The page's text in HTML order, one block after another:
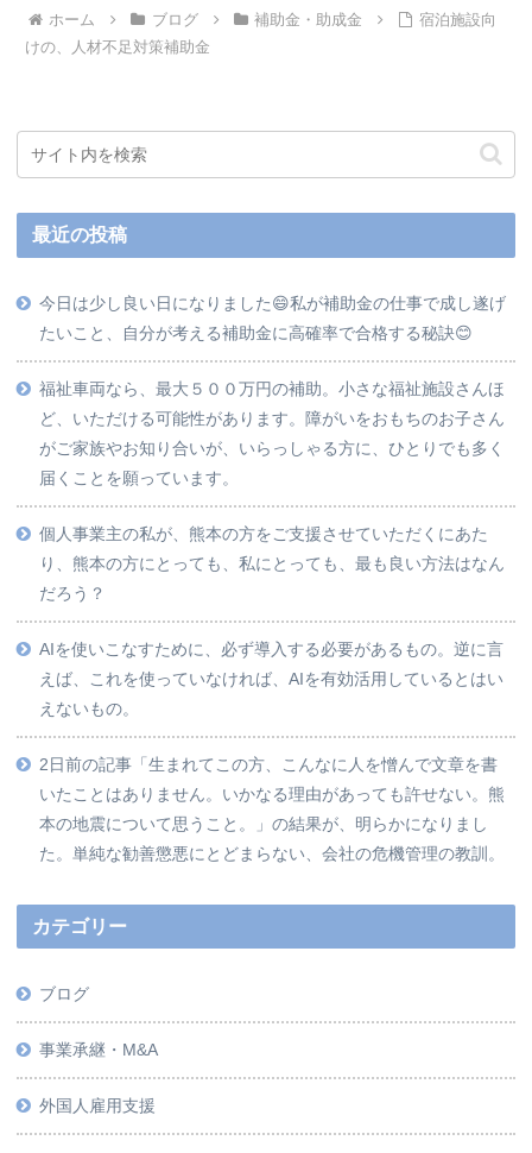
ホーム ブログ 補助金・助成金
宿泊施設向
けの、人材不足対策補助金
最近の投稿
今日は少し良い日になりました😄私が補助金の仕事で成し遂げ
たいこと、自分が考える補助金に高確率で合格する秘訣😊
福祉車両なら、最大５００万円の補助。小さな福祉施設さんほ
ど、いただける可能性があります。障がいをおもちのお子さん
がご家族やお知り合いが、いらっしゃる方に、ひとりでも多く
届くことを願っています。
個人事業主の私が、熊本の方をご支援させていただくにあた
り、熊本の方にとっても、私にとっても、最も良い方法はなん
だろう？
AIを使いこなすために、必ず導入する必要があるもの。逆に言
えば、これを使っていなければ、AIを有効活用しているとはい
えないもの。
2日前の記事「生まれてこの方、こんなに人を憎んで文章を書
いたことはありません。いかなる理由があっても許せない。熊
本の地震について思うこと。」の結果が、明らかになりまし
た。単純な勧善懲悪にとどまらない、会社の危機管理の教訓。
カテゴリー
ブログ
事業承継・M&A
外国人雇用支援